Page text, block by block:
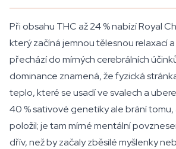
Při obsahu THC až 24 % nabízí Royal
který začíná jemnou tělesnou relaxací
přechází do mírných cerebrálních
dominance znamená, že fyzická
teplo, které se usadí ve svalech a
40 % sativové genetiky ale brání tomu,
položil; je tam mírné mentální
dřív, než by začaly zběsilé myšlenky